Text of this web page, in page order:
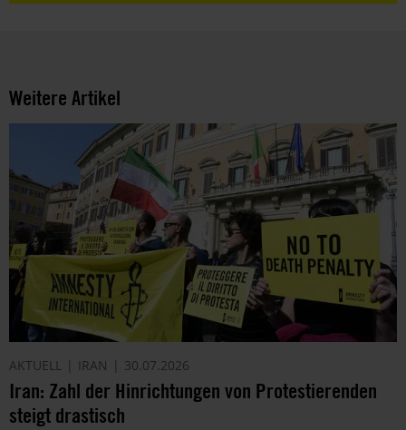
Weitere Artikel
AKTUELL IRAN 30.07.2026
Iran: Zahl der Hinrichtungen von Protestierenden
steigt drastisch